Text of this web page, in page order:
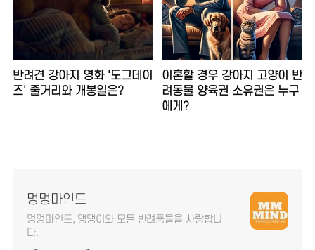
반려견 강아지 영화 '도그데이
즈' 줄거리와 개봉일은?
이혼할 경우 강아지 고양이 반
려동물 양육권 소유권은 누구
에게?
멍멍마인드
멍멍마인드, 댕댕이와 모든 반려동물을 사랑합니
다.